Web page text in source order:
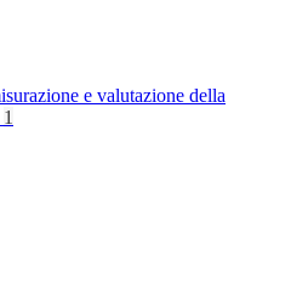
e valutazione della
1